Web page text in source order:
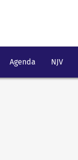
Agenda NJV